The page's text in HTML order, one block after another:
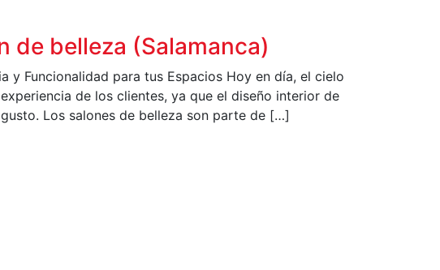
de belleza (Salamanca)
y Funcionalidad para tus Espacios Hoy en día, el cielo
de los clientes, ya que el diseño interior de
Los salones de belleza son parte de […]